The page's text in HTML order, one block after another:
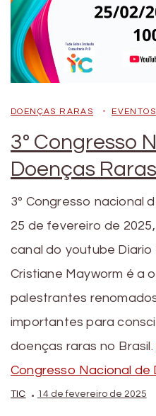
DOENÇAS RARAS
3º Congresso
Doenças
3º Congresso nacional
25 de fevereiro de
canal do youtube Diario
Cristiane Mayworm é a
palestrantes
importantes para
doenças raras no Brasil.
Congresso Nacional de
TIC 14 de fevereiro de 2025